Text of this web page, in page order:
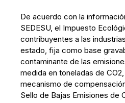
De acuerdo con la
SEDESU, el Impuesto
contribuyentes a las
estado, fija como base
contaminante de las
medida en toneladas de
mecanismo de
Sello de Bajas Emisiones de